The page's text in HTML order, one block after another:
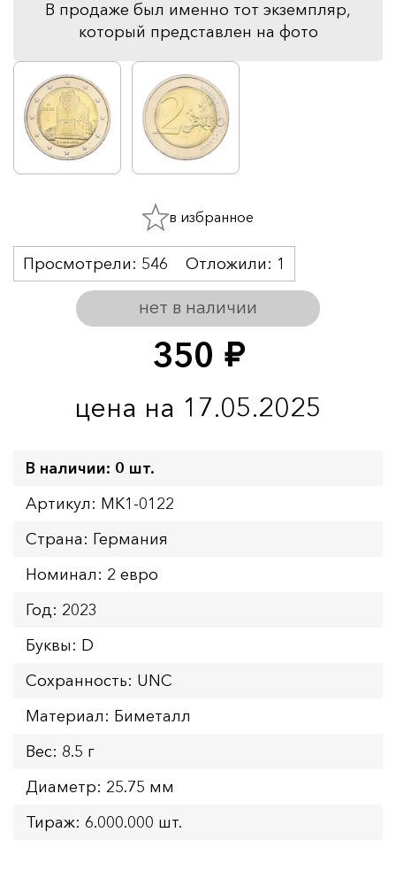
В продаже был именно тот экземпляр,
который представлен на фото
350 руб.
цена на 17.05.2025
нет в наличии
Просмотрели: 546 Отложили: 1
в избранное
В наличии: 0 шт.
Артикул: MK1-0122
Страна: Германия
Номинал: 2 евро
Год: 2023
Буквы: D
Сохранность: UNC
Материал: Биметалл
Вес: 8.5 г
Диаметр: 25.75 мм
Тираж: 6.000.000 шт.